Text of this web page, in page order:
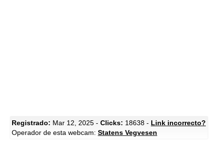
Registrado: Mar 12, 2025 - Clicks: 18638 - Link incorrecto?
Operador de esta webcam: Statens Vegvesen